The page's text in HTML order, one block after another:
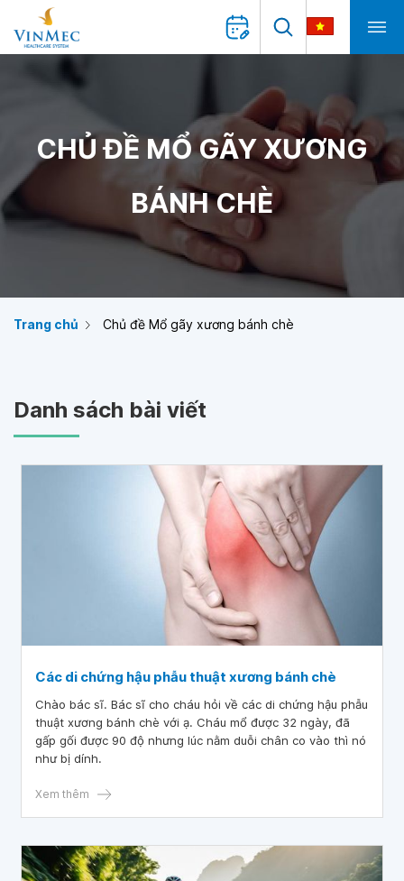
CHỦ ĐỀ MỔ GÃY XƯƠNG
BÁNH CHÈ
Trang chủ Chủ đề Mổ gãy xương bánh chè
Danh sách bài viết
Các di chứng hậu phẫu thuật xương bánh chè
Chào bác sĩ. Bác sĩ cho cháu hỏi về các di chứng hậu phẫu
thuật xương bánh chè với ạ. Cháu mổ được 32 ngày, đã
gấp gối được 90 độ nhưng lúc nằm duỗi chân co vào thì nó
như bị dính.
Xem thêm